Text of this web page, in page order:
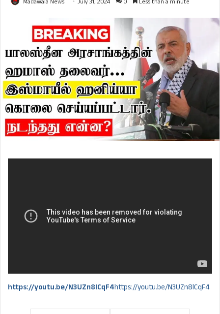
Madawala News July 31, 2024 0 Less than a minute
https://youtu.be/N3UZn8lCqF4https://youtu.be/N3UZn8lCqF4